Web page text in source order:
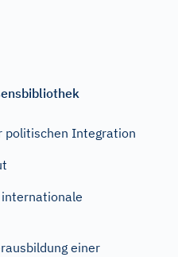
politischen Integration
einer